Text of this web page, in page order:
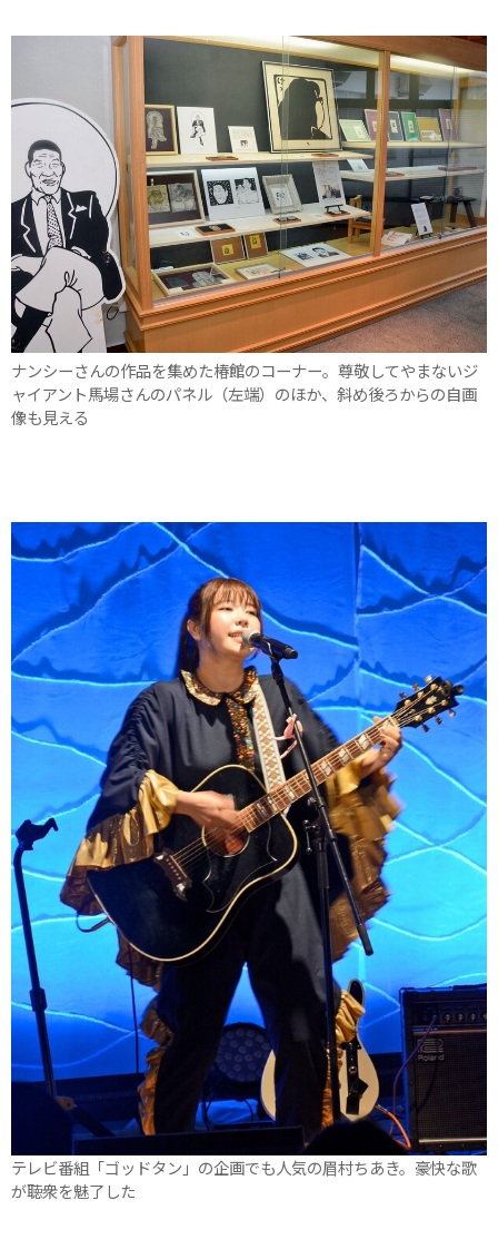
ナンシーさんの作品を集めた椿館のコーナー。尊敬してやまないジ
ャイアント馬場さんのパネル（左端）のほか、斜め後ろからの自画
像も見える
テレビ番組「ゴッドタン」の企画でも人気の眉村ちあき。豪快な歌
が聴衆を魅了した